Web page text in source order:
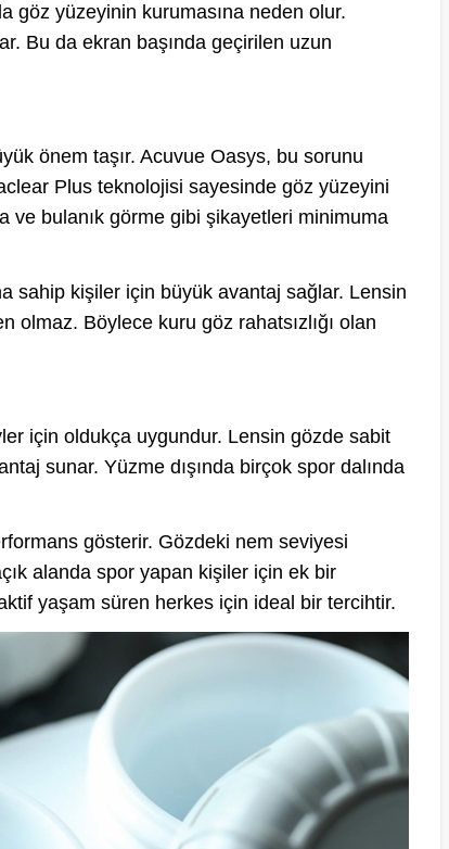
göz yüzeyinin kurumasına neden olur.
Bu da ekran başında geçirilen uzun
önem taşır. Acuvue Oasys, bu sorunu
Plus teknolojisi sayesinde göz yüzeyini
ve bulanık görme gibi şikayetleri minimuma
sahip kişiler için büyük avantaj sağlar. Lensin
Böylece kuru göz rahatsızlığı olan
için oldukça uygundur. Lensin gözde sabit
sunar. Yüzme dışında birçok spor dalında
gösterir. Gözdeki nem seviyesi
alanda spor yapan kişiler için ek bir
yaşam süren herkes için ideal bir tercihtir.